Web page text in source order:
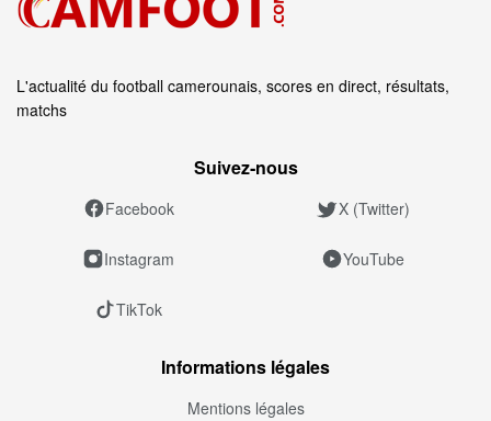
L'actualité du football camerounais, scores en direct, résultats,
matchs
Suivez‑nous
Facebook X (Twitter)
Instagram YouTube
TikTok
Informations légales
Mentions légales